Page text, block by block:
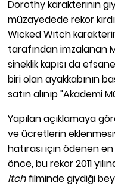
Dorothy karakterinin
müzayedede rekor
Wicked Witch
tarafından imzalanan
sineklik kapısı da
biri olan ayakkabının
satın alınıp "Akademi
Yapılan açıklamaya
ve ücretlerin
hatırası için ödenen
önce, bu rekor 2011
Itchfilminde giydiği